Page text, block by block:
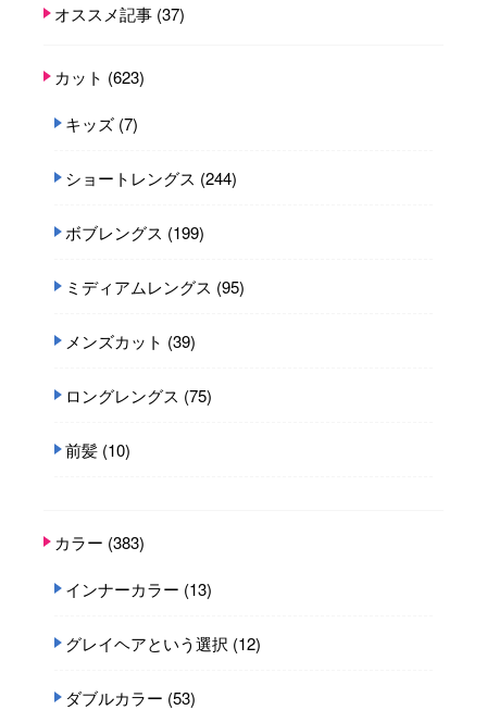
オススメ記事 (37)
カット (623)
キッズ (7)
ショートレングス (244)
ボブレングス (199)
ミディアムレングス (95)
メンズカット (39)
ロングレングス (75)
前髪 (10)
カラー (383)
インナーカラー (13)
グレイヘアという選択 (12)
ダブルカラー (53)